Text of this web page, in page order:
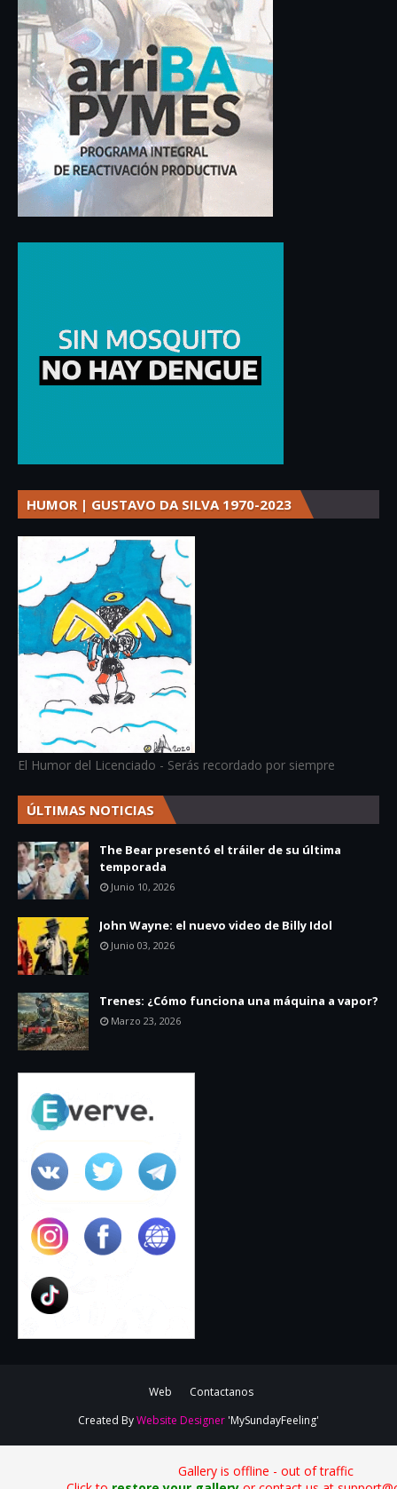
HUMOR | GUSTAVO DA SILVA 1970-2023
El Humor del Licenciado - Serás recordado por siempre
ÚLTIMAS NOTICIAS
The Bear presentó el tráiler de su última
temporada
Junio 10, 2026
John Wayne: el nuevo video de Billy Idol
Junio 03, 2026
Trenes: ¿Cómo funciona una máquina a vapor?
Marzo 23, 2026
Web
Contactanos
Created ByWebsite Designer 'MySundayFeeling'
Gallery is offline - out of traffic